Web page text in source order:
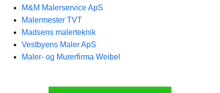
M&M Malerservice ApS
Malermester TVT
Madsens malerteknik
Vestbyens Maler ApS
Maler- og Murerfirma Weibel